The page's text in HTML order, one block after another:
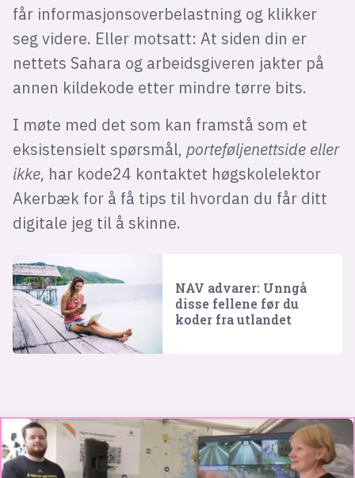
får informasjonsoverbelastning og klikker
seg videre. Eller motsatt: At siden din er
nettets Sahara og arbeidsgiveren jakter på
annen kildekode etter mindre tørre bits.
I møte med det som kan framstå som et
eksistensielt spørsmål, porteføljenettside eller
ikke, har kode24 kontaktet høgskolelektor
Akerbæk for å få tips til hvordan du får ditt
digitale jeg til å skinne.
NAV advarer: Unngå
disse fellene før du
koder fra utlandet